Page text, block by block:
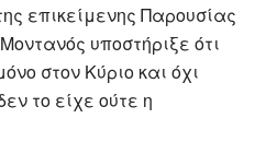
επικείμενης Παρουσίας
υποστήριξε ότι
στον Κύριο και όχι
το είχε ούτε η